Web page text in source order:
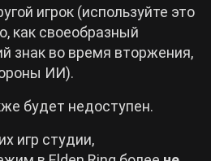
игрок (используйте это
как своеобразный
знак во время вторжения,
ИИ).
будет недоступен.
игр студии,